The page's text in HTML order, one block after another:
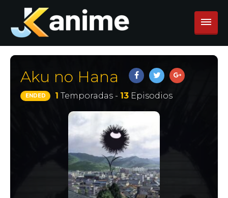
Aku no Hana
ENDED 1 Temporadas - 13Episodios